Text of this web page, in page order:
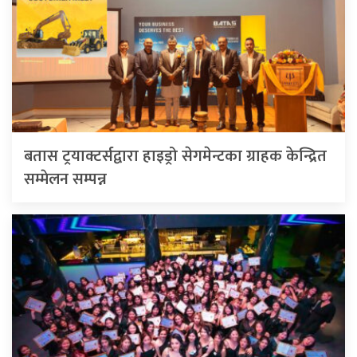
बतास ट्रयाक्टर्सद्वारा हाइड्रो सेगमेन्टका ग्राहक केन्द्रित
सम्मेलन सम्पन्न